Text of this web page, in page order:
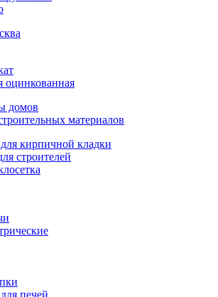
оцинкованная
домов
материалов
кирпичной кладки
строителей